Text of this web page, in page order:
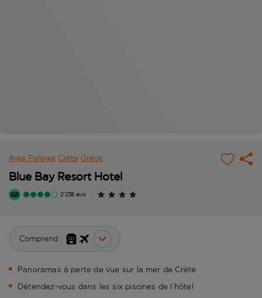
Agia Pelagia Crète Grèce
Blue Bay Resort Hotel
2'238 avis
Comprend :
Panoramas à perte de vue sur la mer de Crète
Détendez-vous dans les six piscines de l’hôtel